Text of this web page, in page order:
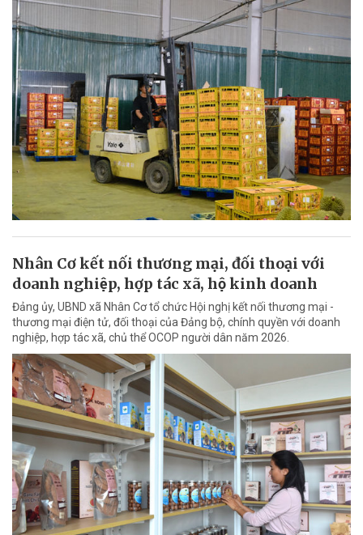
Nhân Cơ kết nối thương mại, đối thoại với
doanh nghiệp, hợp tác xã, hộ kinh doanh
Đảng ủy, UBND xã Nhân Cơ tổ chức Hội nghị kết nối thương mại -
thương mại điện tử, đối thoại của Đảng bộ, chính quyền với doanh
nghiệp, hợp tác xã, chủ thể OCOP người dân năm 2026.